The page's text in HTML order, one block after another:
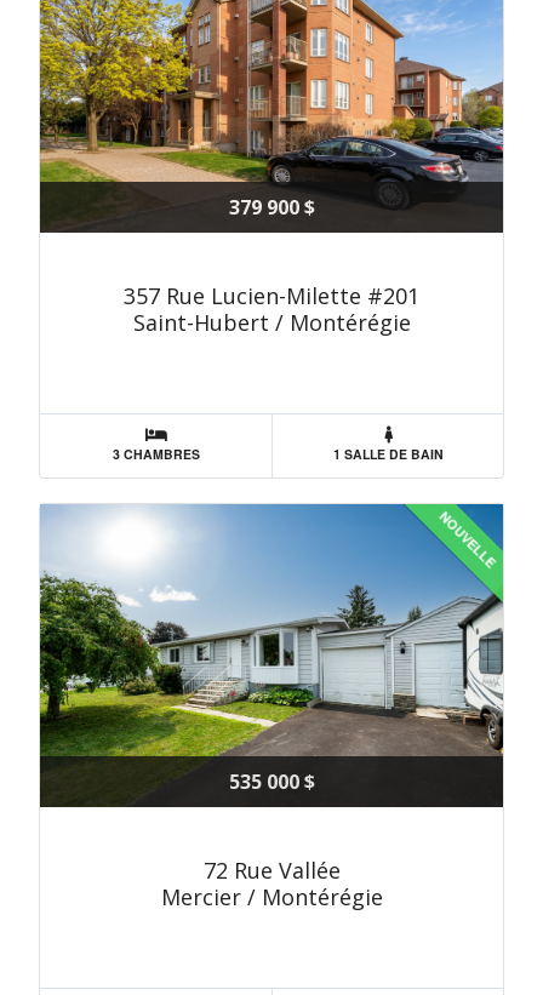
379 900 $
357 Rue Lucien-Milette #201
Saint-Hubert / Montérégie
3 CHAMBRES 1 SALLE DE BAIN
NOUVELLE
535 000 $
72 Rue Vallée
Mercier / Montérégie